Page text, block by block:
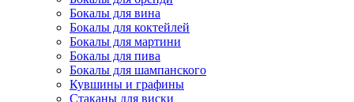
Бокалы для вина
Бокалы для коктейлей
Бокалы для мартини
Бокалы для пива
Бокалы для шампанского
Кувшины и графины
Стаканы для виски